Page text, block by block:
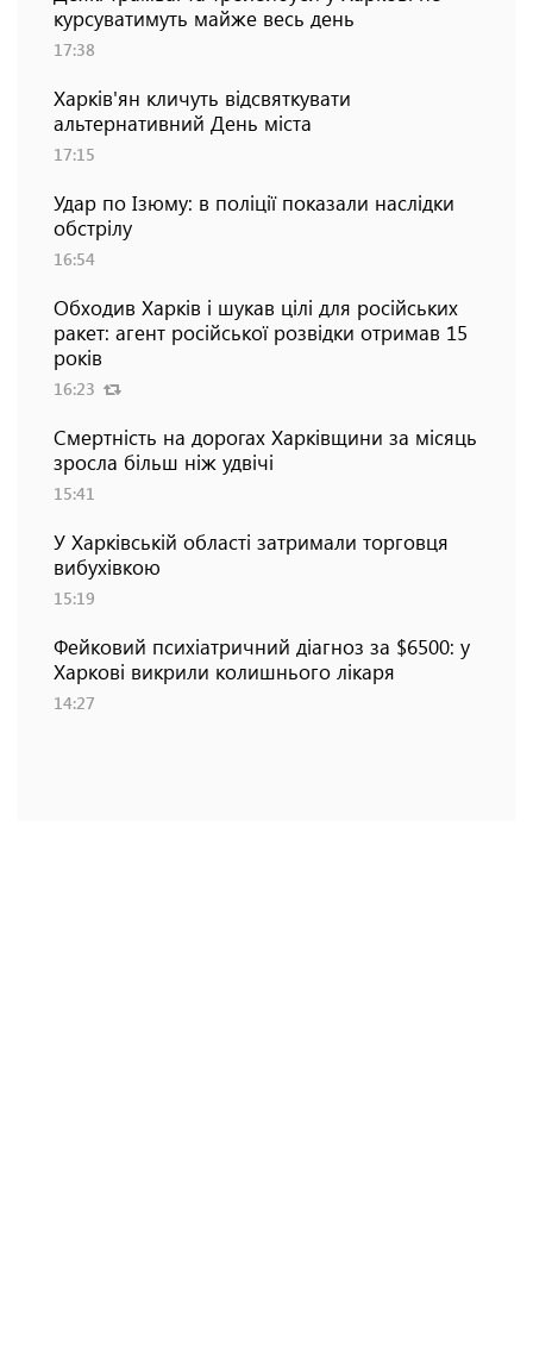
курсуватимуть майже весь день
17:38
Харків'ян кличуть відсвяткувати
альтернативний День міста
17:15
Удар по Ізюму: в поліції показали наслідки
обстрілу
16:54
Обходив Харків і шукав цілі для російських
ракет: агент російської розвідки отримав 15
років
16:23
Смертність на дорогах Харківщини за місяць
зросла більш ніж удвічі
15:41
У Харківській області затримали торговця
вибухівкою
15:19
Фейковий психіатричний діагноз за $6500: у
Харкові викрили колишнього лікаря
14:27